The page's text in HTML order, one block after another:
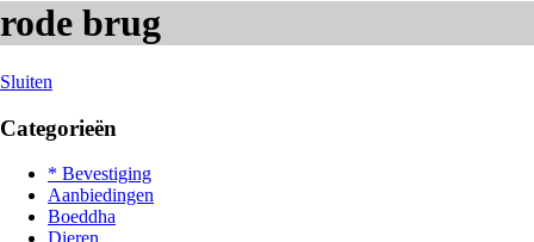
rode brug
Sluiten
Categorieën
* Bevestiging
Aanbiedingen
Boeddha